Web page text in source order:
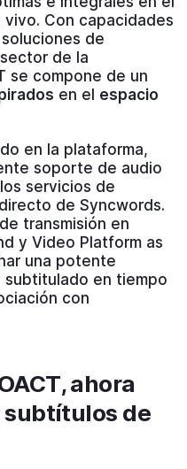
Con capacidades
de
de la
se compone de un
en el espacio
en la plataforma,
soporte de audio
servicios de
de Syncwords.
transmisión en
y Video Platform as
una potente
en tiempo
con
ahora
subtítulos de